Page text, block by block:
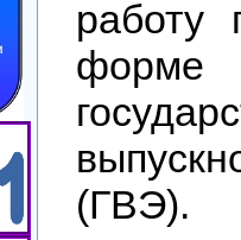
работу
форме
(ГВЭ).